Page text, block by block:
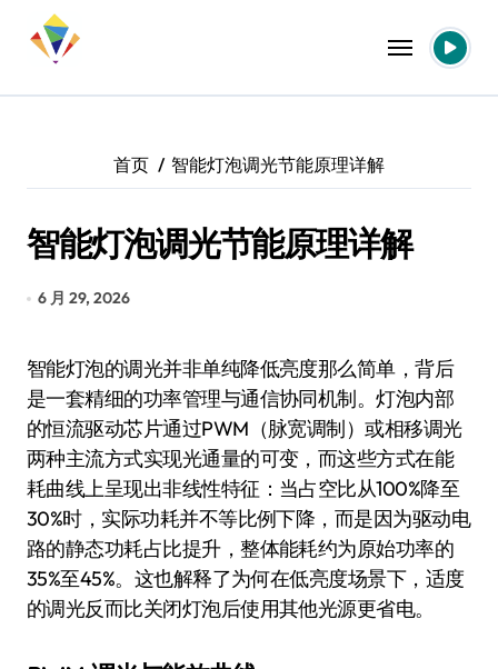
首页 智能灯泡调光节能原理详解
智能灯泡调光节能原理详解
6 月 29, 2026
智能灯泡的调光并非单纯降低亮度那么简单，背后
是一套精细的功率管理与通信协同机制。灯泡内部
的恒流驱动芯片通过PWM（脉宽调制）或相移调光
两种主流方式实现光通量的可变，而这些方式在能
耗曲线上呈现出非线性特征：当占空比从100%降至
30%时，实际功耗并不等比例下降，而是因为驱动电
路的静态功耗占比提升，整体能耗约为原始功率的
35%至45%。这也解释了为何在低亮度场景下，适度
的调光反而比关闭灯泡后使用其他光源更省电。